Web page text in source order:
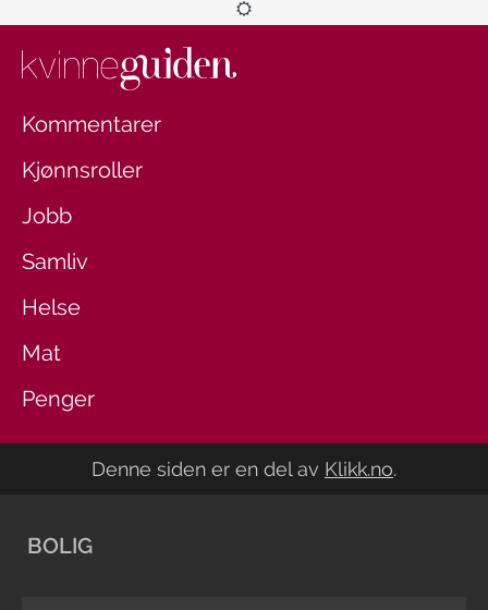
Kommentarer
Kjønnsroller
Jobb
Samliv
Helse
Mat
Penger
Denne siden er en del av Klikk.no.
BOLIG